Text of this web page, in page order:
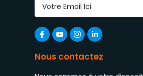
Nous contactez